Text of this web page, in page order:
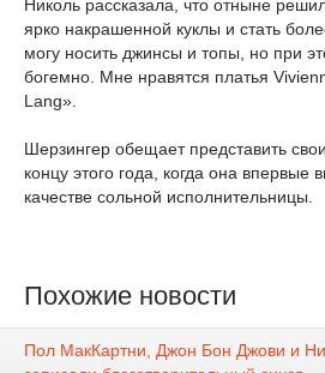
Николь рассказала, что отныне
ярко накрашенной куклы и стать
могу носить джинсы и топы, но при
богемно. Мне нравятся платья
Lang».
Шерзингер обещает представить
концу этого года, когда она впервые
качестве сольной исполнительницы.
Похожие новости
Пол МакКартни, Джон Бон Джови и